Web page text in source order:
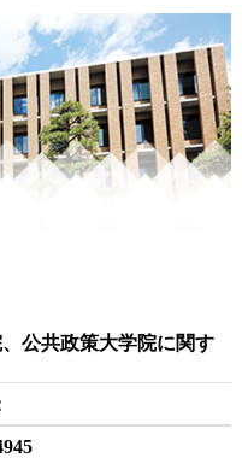
目1-1
公共政策大学院に関す